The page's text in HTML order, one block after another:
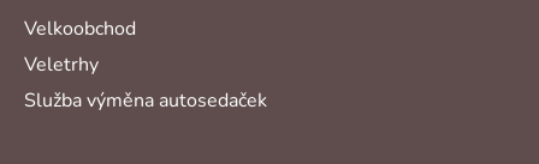
Velkoobchod
Veletrhy
Služba výměna autosedaček